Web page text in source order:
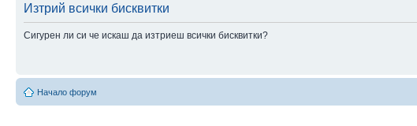
Изтрий всички бисквитки
Сигурен ли си че искаш да изтриеш всички бисквитки?
Начало форум